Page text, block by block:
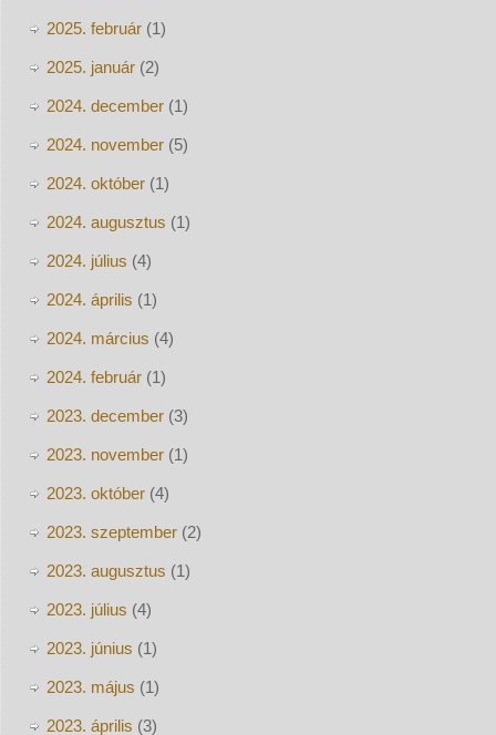
2025. február(1)
2025. január(2)
2024. december(1)
2024. november(5)
2024. október(1)
2024. augusztus (1)
2024. július (4)
2024. április (1)
2024. március (4)
2024. február(1)
2023. december(3)
2023. november(1)
2023. október(4)
2023. szeptember(2)
2023. augusztus (1)
2023. július (4)
2023. június (1)
2023. május (1)
2023. április (3)